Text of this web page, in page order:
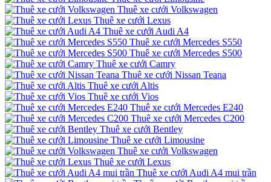
Thuê xe cưới Volkswagen
Thuê xe cưới Lexus
Thuê xe cưới Audi A4
Thuê xe cưới Mercedes S550
Thuê xe cưới Mercedes S500
Thuê xe cưới Camry
Thuê xe cưới Nissan Teana
Thuê xe cưới Altis
Thuê xe cưới Vios
Thuê xe cưới Mercedes E240
Thuê xe cưới Mercedes C200
Thuê xe cưới Bentley
Thuê xe cưới Limousine
Thuê xe cưới Volkswagen
Thuê xe cưới Lexus
Thuê xe cưới Audi A4 mui trần